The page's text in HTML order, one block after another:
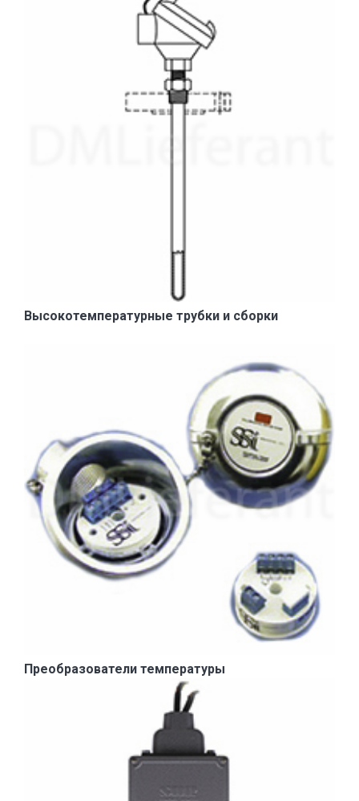
Высокотемпературные трубки и сборки
Преобразователи температуры